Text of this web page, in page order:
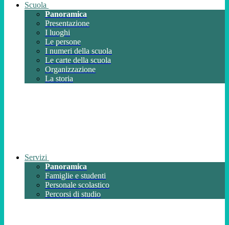
Scuola
Panoramica
Presentazione
I luoghi
Le persone
I numeri della scuola
Le carte della scuola
Organizzazione
La storia
Servizi
Panoramica
Famiglie e studenti
Personale scolastico
Percorsi di studio